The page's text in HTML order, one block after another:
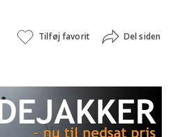
Tilføj favorit Del siden